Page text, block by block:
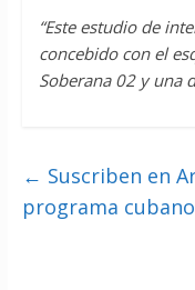
“Este estudio de
concebido con el
Soberana 02 y una
← Suscriben en
programa